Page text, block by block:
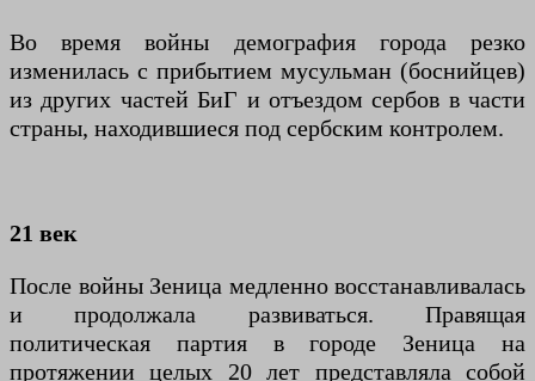
Во время войны демография города резко
изменилась с прибытием мусульман (боснийцев)
из других частей БиГ и отъездом сербов в части
страны, находившиеся под сербским контролем.
21 век
После войны Зеница медленно восстанавливалась
и продолжала развиваться. Правящая
политическая партия в городе Зеница на
протяжении целых 20 лет представляла собой